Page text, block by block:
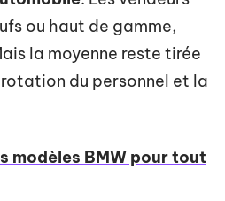
ou haut de gamme,
la moyenne reste tirée
du personnel et la
modèles BMW pour tout